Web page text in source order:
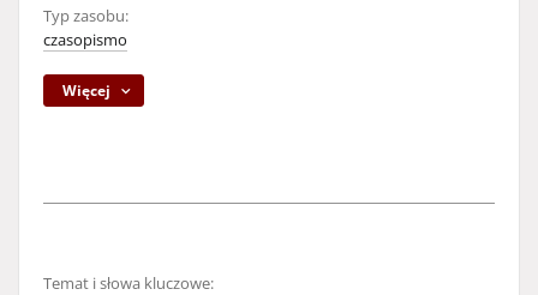
Typ zasobu:
czasopismo
Więcej
Temat i słowa kluczowe: